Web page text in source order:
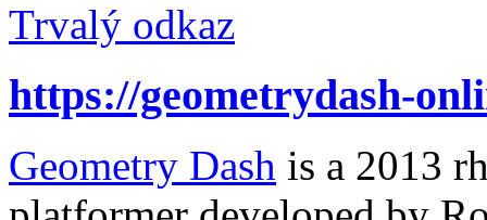
Trvalý odkaz
https://geometrydash-
Geometry Dash is a 2013